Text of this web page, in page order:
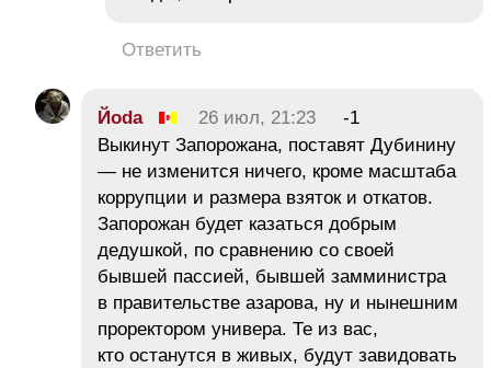
Ответить
Йoda 26 июл, 21:23
-1
Выкинут Запорожана, поставят Дубинину
— не изменится ничего, кроме масштаба
коррупции и размера взяток и откатов.
Запорожан будет казаться добрым
дедушкой, по сравнению со своей
бывшей пассией, бывшей замминистра
в правительстве азарова, ну и нынешним
проректором универа. Те из вас,
кто останутся в живых, будут завидовать